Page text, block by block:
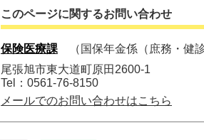
このページに関するお問い合わせ
保険医療課
国保年金係（庶務・健
尾張旭市東大道町原田2600-1
Tel：0561-76-8150
メールでのお問い合わせはこちら